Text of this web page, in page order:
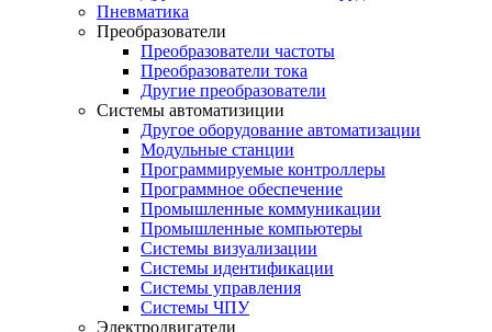
Пневматика
Преобразователи
Преобразователи частоты
Преобразователи тока
Другие преобразователи
Системы автоматизиции
Другое оборудование автоматизации
Модульные станции
Программируемые контроллеры
Программное обеспечение
Промышленные коммуникации
Промышленные компьютеры
Системы визуализации
Системы идентификации
Системы управления
Системы ЧПУ
Электродвигатели